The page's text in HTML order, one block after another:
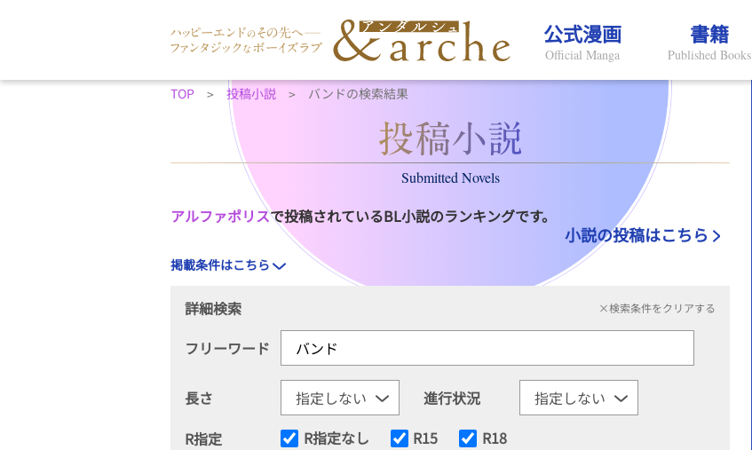
公式漫画
Official Manga
書籍
Published Books
TOP 投稿小説 バンドの検索結果
Submitted Novels
アルファポリスで投稿されているBL小説のランキングです。
小説の投稿はこちら
掲載条件はこちら
詳細検索 ×検索条件をクリアする
フリーワード
長さ
進行状況
R指定
R指定なし R15 R18